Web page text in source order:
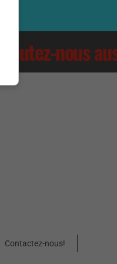
Écoutez-nous
Contactez-nous!